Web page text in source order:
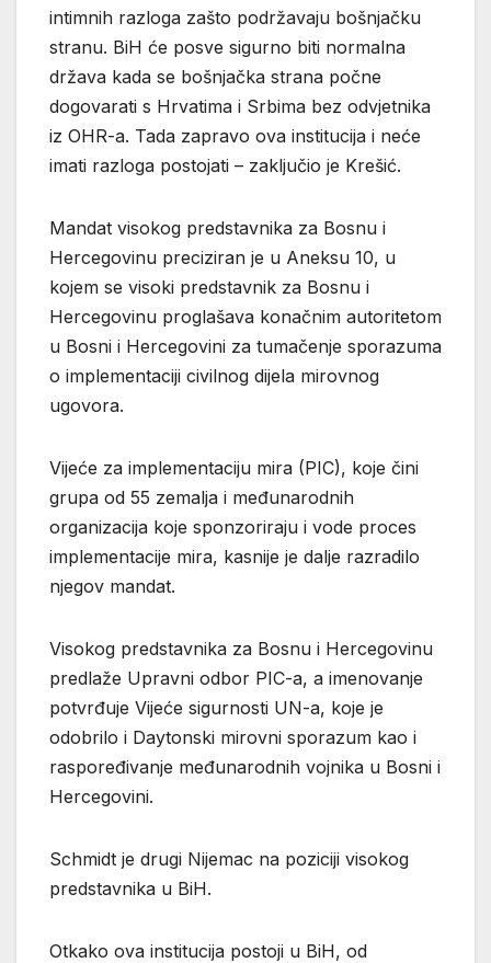
intimnih razloga zašto podržavaju bošnjačku
stranu. BiH će posve sigurno biti normalna
država kada se bošnjačka strana počne
dogovarati s Hrvatima i Srbima bez odvjetnika
iz OHR-a. Tada zapravo ova institucija i neće
imati razloga postojati – zaključio je Krešić.
Mandat visokog predstavnika za Bosnu i
Hercegovinu preciziran je u Aneksu 10, u
kojem se visoki predstavnik za Bosnu i
Hercegovinu proglašava konačnim autoritetom
u Bosni i Hercegovini za tumačenje sporazuma
o implementaciji civilnog dijela mirovnog
ugovora.
Vijeće za implementaciju mira (PIC), koje čini
grupa od 55 zemalja i međunarodnih
organizacija koje sponzoriraju i vode proces
implementacije mira, kasnije je dalje razradilo
njegov mandat.
Visokog predstavnika za Bosnu i Hercegovinu
predlaže Upravni odbor PIC-a, a imenovanje
potvrđuje Vijeće sigurnosti UN-a, koje je
odobrilo i Daytonski mirovni sporazum kao i
raspoređivanje međunarodnih vojnika u Bosni i
Hercegovini.
Schmidt je drugi Nijemac na poziciji visokog
predstavnika u BiH.
Otkako ova institucija postoji u BiH, od